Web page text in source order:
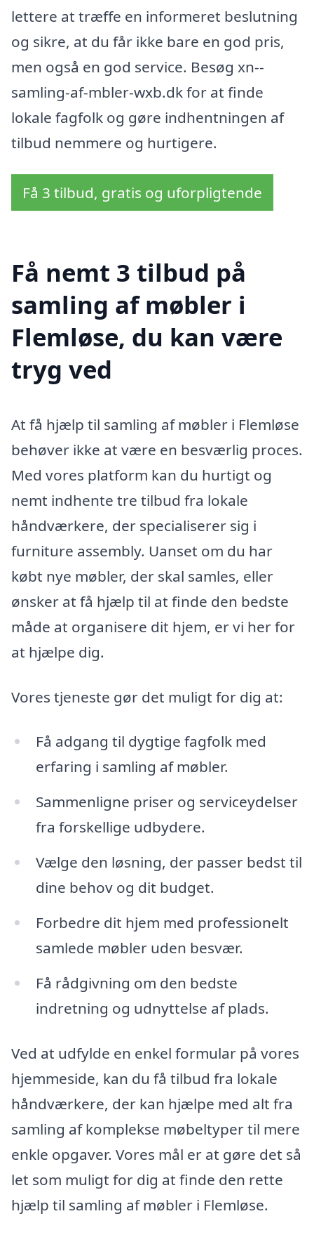
lettere at træffe en informeret beslutning
og sikre, at du får ikke bare en god pris,
men også en god service. Besøg xn--
samling-af-mbler-wxb.dk for at finde
lokale fagfolk og gøre indhentningen af
tilbud nemmere og hurtigere.
Få 3 tilbud, gratis og uforpligtende
Få nemt 3 tilbud på
samling af møbler i
Flemløse, du kan være
tryg ved
At få hjælp til samling af møbler i Flemløse
behøver ikke at være en besværlig proces.
Med vores platform kan du hurtigt og
nemt indhente tre tilbud fra lokale
håndværkere, der specialiserer sig i
furniture assembly. Uanset om du har
købt nye møbler, der skal samles, eller
ønsker at få hjælp til at finde den bedste
måde at organisere dit hjem, er vi her for
at hjælpe dig.
Vores tjeneste gør det muligt for dig at:
Få adgang til dygtige fagfolk med
erfaring i samling af møbler.
Sammenligne priser og serviceydelser
fra forskellige udbydere.
Vælge den løsning, der passer bedst til
dine behov og dit budget.
Forbedre dit hjem med professionelt
samlede møbler uden besvær.
Få rådgivning om den bedste
indretning og udnyttelse af plads.
Ved at udfylde en enkel formular på vores
hjemmeside, kan du få tilbud fra lokale
håndværkere, der kan hjælpe med alt fra
samling af komplekse møbeltyper til mere
enkle opgaver. Vores mål er at gøre det så
let som muligt for dig at finde den rette
hjælp til samling af møbler i Flemløse.